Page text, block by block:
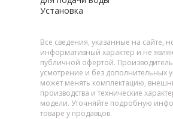
Установка
Все сведения, указанные на сайте,
информативный характер и не
публичной офертой.
усмотрение и без дополнительных
может менять комплектацию,
производства и технические
модели. Уточняйте подробную
товаре у продавцов.